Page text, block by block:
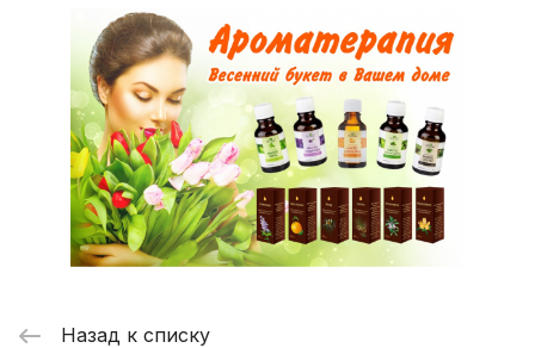
Назад к списку